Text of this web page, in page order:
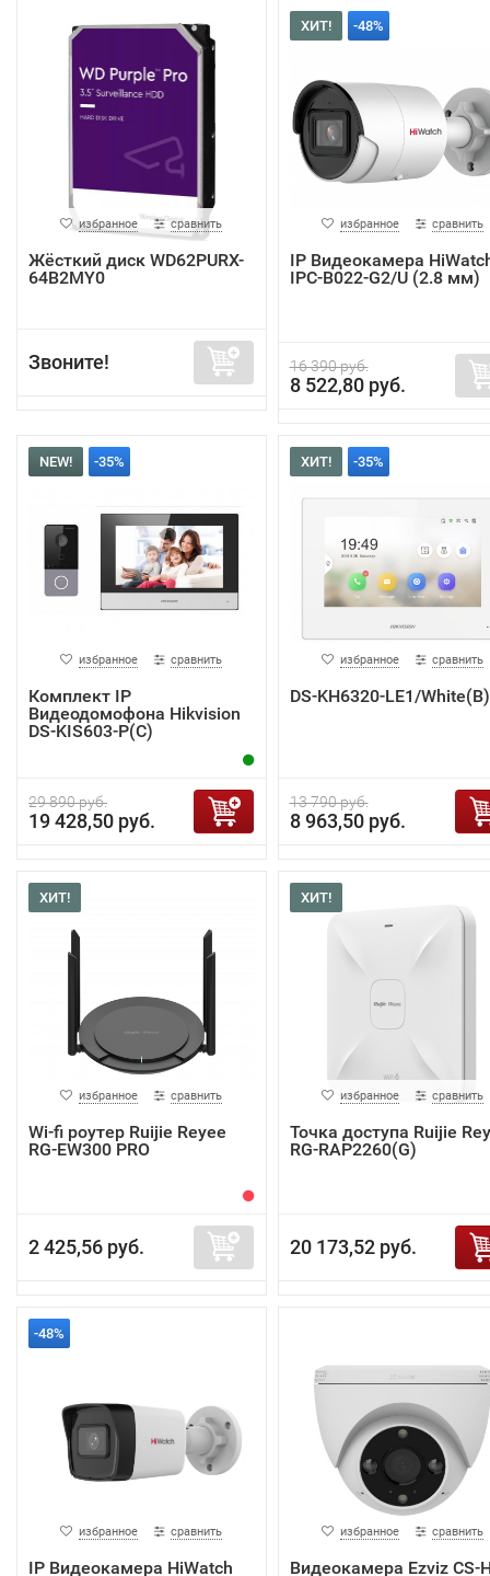
избранное сравнить
Жёсткий диск WD62PURX-
64B2MY0
Звоните!
ХИТ! -48%
избранное сравнить
IP Видеокамера
IPC-B022-G2/U (2.8 мм)
16 390 руб.
8 522,80 руб.
NEW! -35%
избранное сравнить
Комплект IP
Видеодомофона Hikvision
DS-KIS603-P(C)
29 890 руб.
19 428,50 руб.
ХИТ! -35%
избранное сравнить
DS-KH6320-LE1/White(B)
13 790 руб.
8 963,50 руб.
ХИТ!
избранное сравнить
Wi-fi роутер Ruijie Reyee
RG-EW300 PRO
2 425,56 руб.
ХИТ!
избранное сравнить
Точка доступа Ruijie
RG-RAP2260(G)
20 173,52 руб.
-48%
избранное сравнить
IP Видеокамера HiWatch
избранное сравнить
Видеокамера Ezviz CS-